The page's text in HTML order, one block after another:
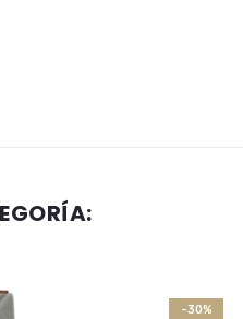
-30%